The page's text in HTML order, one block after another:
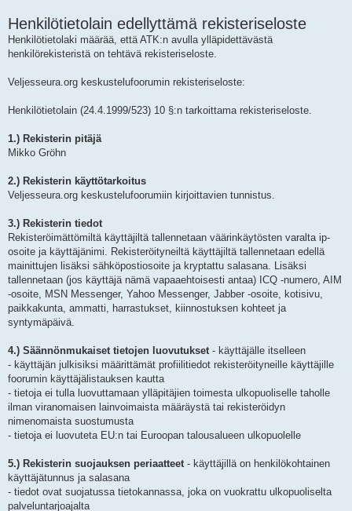
Henkilötietolain edellyttämä rekisteriseloste
Henkilötietolaki määrää, että ATK:n avulla ylläpidettävästä
henkilörekisteristä on tehtävä rekisteriseloste.
Veljesseura.org keskustelufoorumin rekisteriseloste:
Henkilötietolain (24.4.1999/523) 10 §:n tarkoittama rekisteriseloste.
1.) Rekisterin pitäjä
Mikko Gröhn
2.) Rekisterin käyttötarkoitus
Veljesseura.org keskustelufoorumiin kirjoittavien tunnistus.
3.) Rekisterin tiedot
Rekisteröimättömiltä käyttäjiltä tallennetaan väärinkäytösten varalta ip-
osoite ja käyttäjänimi. Rekisteröityneiltä käyttäjiltä tallennetaan edellä
mainittujen lisäksi sähköpostiosoite ja kryptattu salasana. Lisäksi
tallennetaan (jos käyttäjä nämä vapaaehtoisesti antaa) ICQ -numero, AIM
-osoite, MSN Messenger, Yahoo Messenger, Jabber -osoite, kotisivu,
paikkakunta, ammatti, harrastukset, kiinnostuksen kohteet ja
syntymäpäivä.
4.) Säännönmukaiset tietojen luovutukset - käyttäjälle itselleen
- käyttäjän julkisiksi määrittämät profiilitiedot rekisteröityneille käyttäjille
foorumin käyttäjälistauksen kautta
- tietoja ei tulla luovuttamaan ylläpitäjien toimesta ulkopuoliselle taholle
ilman viranomaisen lainvoimaista määräystä tai rekisteröidyn
nimenomaista suostumusta
- tietoja ei luovuteta EU:n tai Euroopan talousalueen ulkopuolelle
5.) Rekisterin suojauksen periaatteet - käyttäjillä on henkilökohtainen
käyttäjätunnus ja salasana
- tiedot ovat suojatussa tietokannassa, joka on vuokrattu ulkopuoliselta
palveluntarjoajalta